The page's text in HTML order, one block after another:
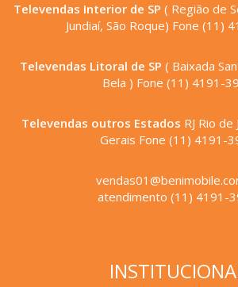
Televendas Interior de SP ( Região de
Jundiaí, São Roque) Fone (11)
Televendas Litoral de SP ( Baixada
Bela ) Fone (11) 4191-
Televendas outros Estados RJ Rio
Gerais Fone (11) 4191-
atendimento (11) 4191-